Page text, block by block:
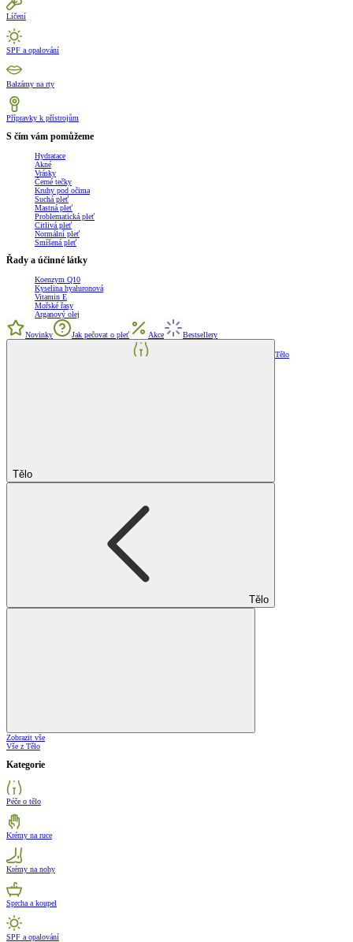
Líčení
SPF a opalování
Balzámy na rty
Přípravky k přístrojům
S čím vám pomůžeme
Hydratace
Akné
Vrásky
Černé tečky
Kruhy pod očima
Suchá pleť
Mastná pleť
Problematická pleť
Citlivá pleť
Normální pleť
Smíšená pleť
Řady a účinné látky
Koenzym Q10
Kyselina hyaluronová
Vitamin E
Mořské řasy
Arganový olej
Novinky Jak pečovat o pleť Akce Bestsellery
Tělo
Tělo
Tělo
Zobrazit vše
Vše z Tělo
Kategorie
Péče o tělo
Krémy na ruce
Krémy na nohy
Sprcha a koupel
SPF a opalování